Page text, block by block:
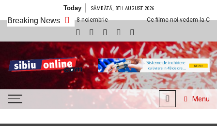
Today SÂMBĂTĂ, 8TH AUGUST 2026
Breaking News
Sibiu din 8 noiembrie Ce filme noi vedem la Cineplexx Sibiu din
SibiuOnline.com
… locatii si evenimente din
Sibiu!!!
Menu